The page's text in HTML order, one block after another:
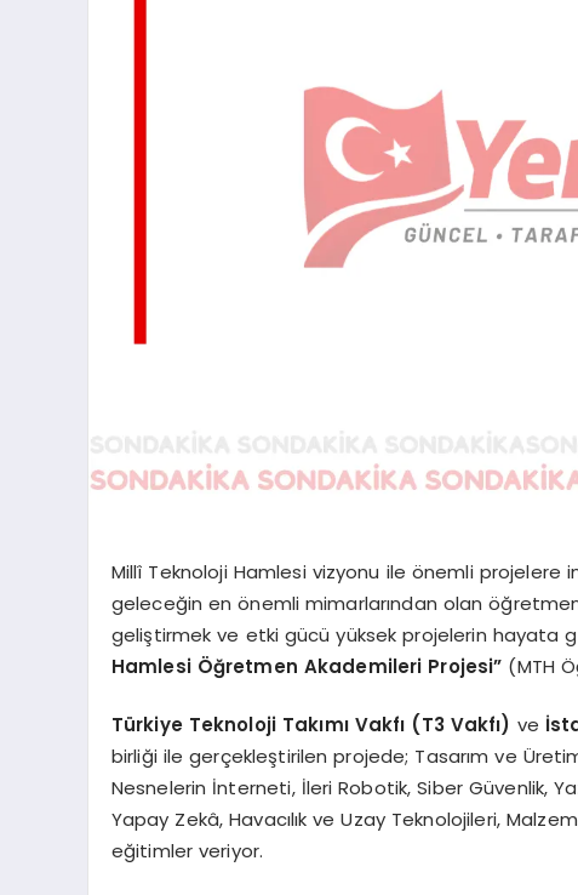
Millî Teknoloji Hamlesi vizyonu ile önemli projelere
geleceğin en önemli mimarlarından olan
geliştirmek ve etki gücü yüksek projelerin hayata
Hamlesi Öğretmen Akademileri Projesi” (MTH
Türkiye Teknoloji Takımı Vakfı (T3 Vakfı) ve
birliği ile gerçekleştirilen projede; Tasarım ve
Nesnelerin İnterneti, İleri Robotik, Siber Güvenlik,
Yapay Zekâ, Havacılık ve Uzay Teknolojileri,
eğitimler veriyor.